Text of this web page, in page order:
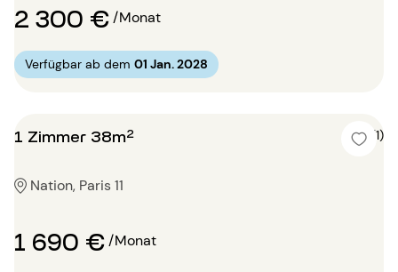
2 300 €/Monat
Verfügbar ab dem 01 Jan. 2028
1 Zimmer 38m² 5 (1)
Nation, Paris 11
1 690 €/Monat